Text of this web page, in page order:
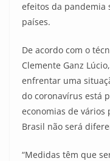
efeitos da pandemia
países.
De acordo com o
Clemente Ganz
enfrentar uma
do coronavírus está
economias de vários
Brasil não será
“Medidas têm que